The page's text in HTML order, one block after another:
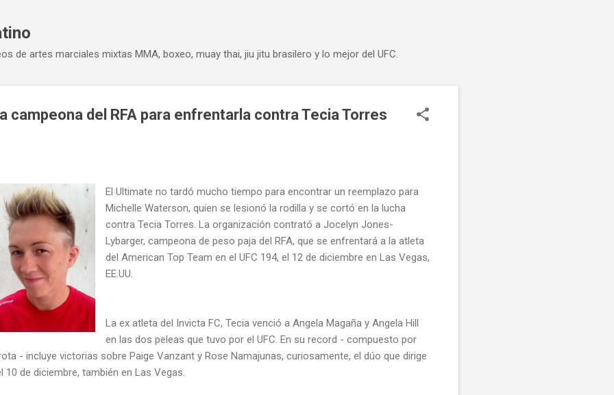
de artes marciales mixtas MMA, boxeo, muay thai, jiu jitu brasilero y lo mejor del UFC.
campeona del RFA para enfrentarla contra Tecia Torres
El Ultimate no tardó mucho tiempo para encontrar un reemplazo para
Michelle Waterson, quien se lesionó la rodilla y se cortó en la lucha
contra Tecia Torres. La organización contrató a Jocelyn Jones-
Lybarger, campeona de peso paja del RFA, que se enfrentará a la atleta
del American Top Team en el UFC 194, el 12 de diciembre en Las Vegas,
EE.UU.
La ex atleta del Invicta FC, Tecia venció a Angela Magaña y Angela Hill
en las dos peleas que tuvo por el UFC. En su record - compuesto por
- incluye victorias sobre Paige Vanzant y Rose Namajunas, curiosamente, el dúo que dirige
10 de diciembre, también en Las Vegas.